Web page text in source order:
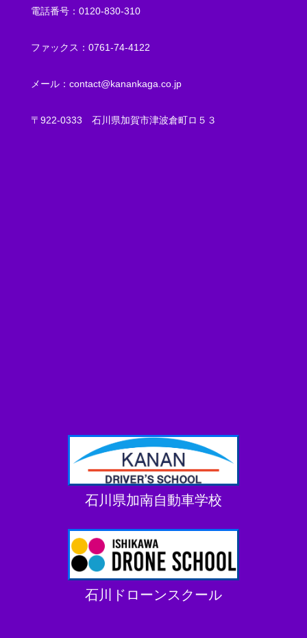
電話番号：0120-830-310
ファックス： 0761-74-4122
メール： contact@kanankaga.co.jp
〒922-0333 石川県加賀市津波倉町ロ５３
石川県加南自動車学校
石川ドローンスクール